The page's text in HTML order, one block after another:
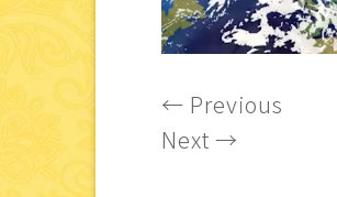
← Previous
Next →